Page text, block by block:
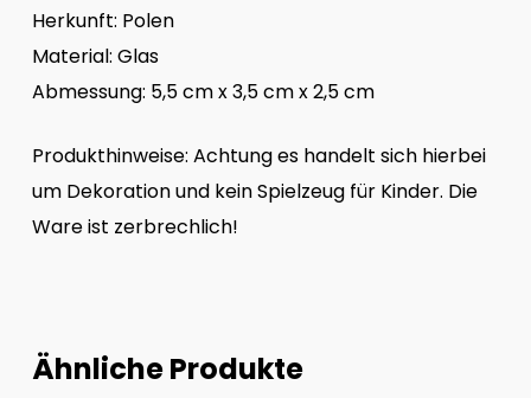
Herkunft: Polen
Material: Glas
Abmessung: 5,5 cm x 3,5 cm x 2,5 cm
Produkthinweise: Achtung es handelt sich hierbei
um Dekoration und kein Spielzeug für Kinder. Die
Ware ist zerbrechlich!
Ähnliche Produkte